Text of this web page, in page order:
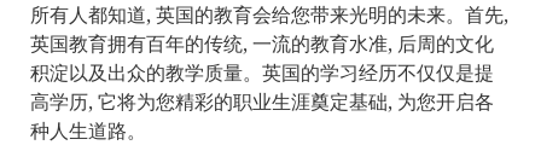
所有人都知道, 英国的教育会给您带来光明的未来。首先,
英国教育拥有百年的传统, 一流的教育水准, 后周的文化
积淀以及出众的教学质量。英国的学习经历不仅仅是提
高学历, 它将为您精彩的职业生涯奠定基础, 为您开启各
种人生道路。